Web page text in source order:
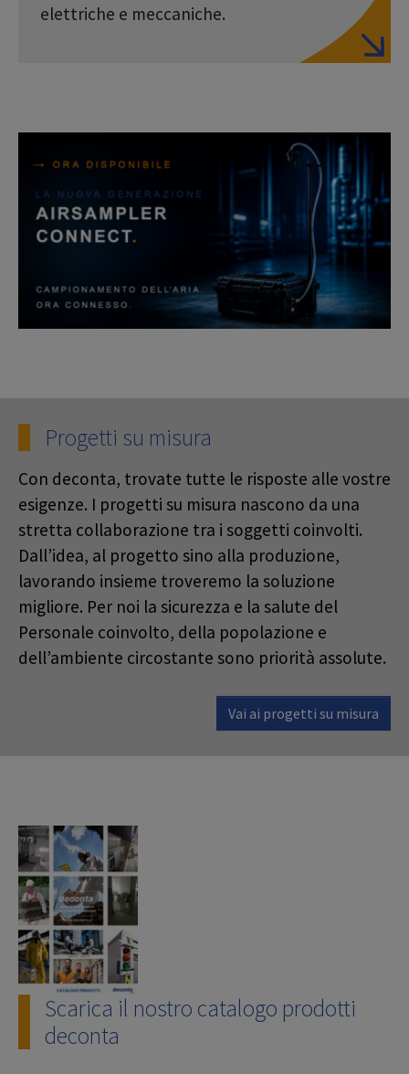
elettriche e meccaniche.
Progetti su misura
Con deconta, trovate tutte le risposte alle vostre
esigenze. I progetti su misura nascono da una
stretta collaborazione tra i soggetti coinvolti.
Dall’idea, al progetto sino alla produzione,
lavorando insieme troveremo la soluzione
migliore. Per noi la sicurezza e la salute del
Personale coinvolto, della popolazione e
dell’ambiente circostante sono priorità assolute.
Vai ai progetti su misura
Scarica il nostro catalogo prodotti
deconta